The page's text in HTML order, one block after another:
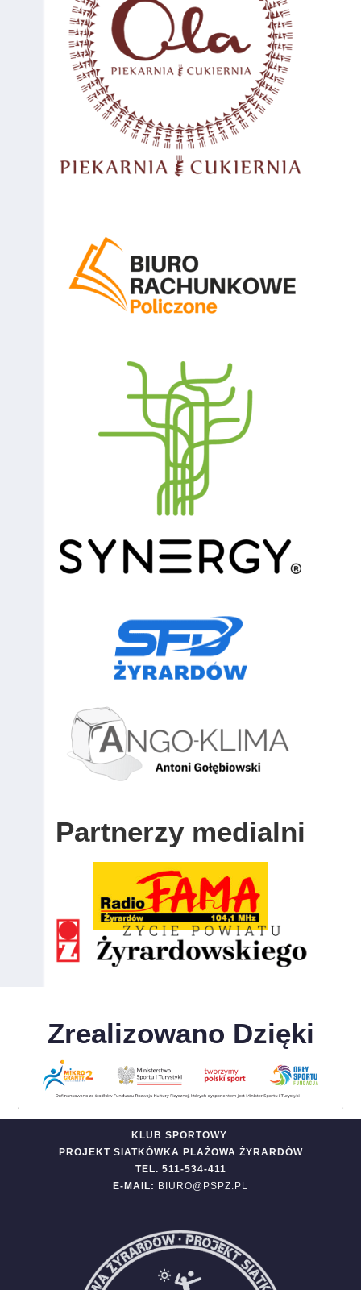
Partnerzy medialni
Zrealizowano Dzięki
KLUB SPORTOWY
PROJEKT SIATKÓWKA PLAŻOWA ŻYRARDÓW
TEL. 511-534-411
E-MAIL: BIURO@PSPZ.PL